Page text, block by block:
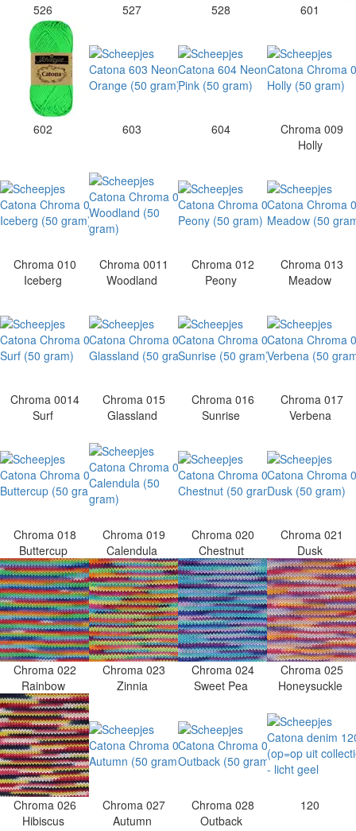
526 527 528 601
602 603 604
Chroma 009
Holly
Chroma 010
Iceberg
Chroma 0011
Woodland
Chroma 012
Peony
Chroma 013
Meadow
Chroma 0014
Surf
Chroma 015
Glassland
Chroma 016
Sunrise
Chroma 017
Verbena
Chroma 018
Buttercup
Chroma 019
Calendula
Chroma 020
Chestnut
Chroma 021
Dusk
Chroma 022
Rainbow
Chroma 023
Zinnia
Chroma 024
Sweet Pea
Chroma 025
Honeysuckle
Chroma 026
Hibiscus
Chroma 027
Autumn
Chroma 028
Outback
120